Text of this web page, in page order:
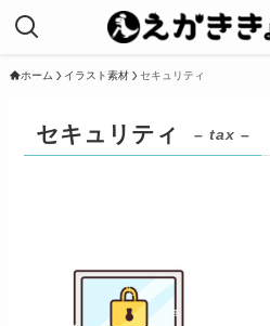
ホーム イラスト素材 セキュリティ
セキュリティ – tax –